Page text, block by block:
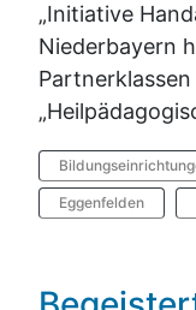
„Initiative
Niederbayern
Eggenfelden